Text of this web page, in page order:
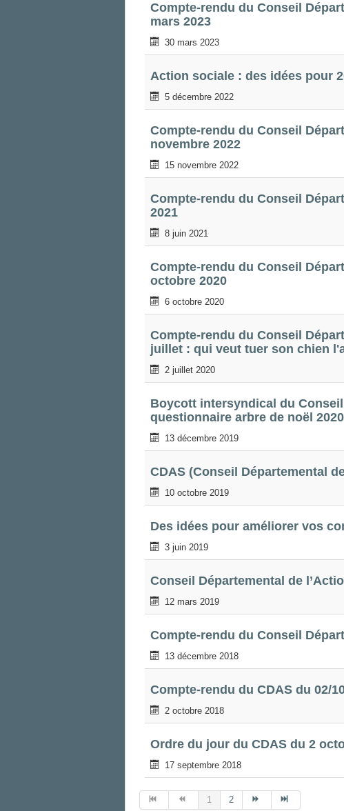
Compte-rendu du Conseil
mars 2023
30 mars 2023
Action sociale : des idées pour
5 décembre 2022
Compte-rendu du Conseil
novembre 2022
15 novembre 2022
Compte-rendu du Conseil
2021
8 juin 2021
Compte-rendu du Conseil
octobre 2020
6 octobre 2020
Compte-rendu du Conseil
juillet : qui veut tuer son chien
2 juillet 2020
Boycott intersyndical du
questionnaire arbre de noël 2020
13 décembre 2019
CDAS (Conseil Départemental
10 octobre 2019
Des idées pour améliorer vos
3 juin 2019
Conseil Départemental de
12 mars 2019
Compte-rendu du Conseil
13 décembre 2018
Compte-rendu du CDAS du 02/
2 octobre 2018
Ordre du jour du CDAS du 2
17 septembre 2018
1 2